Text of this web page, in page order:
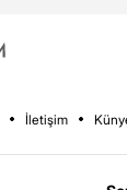
İletişim